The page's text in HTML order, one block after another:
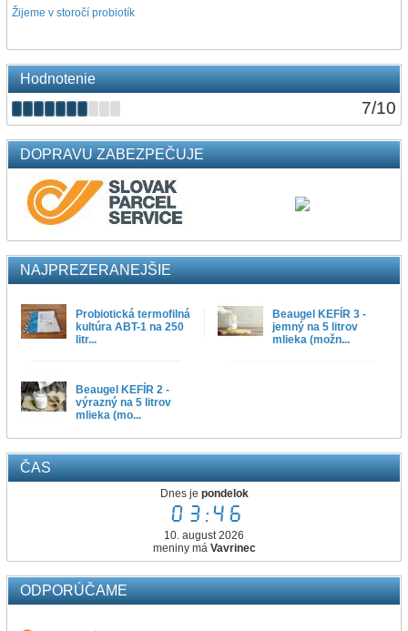
Žijeme v storočí probiotík
Hodnotenie
7/10
DOPRAVU ZABEZPEČUJE
NAJPREZERANEJŠIE
Probiotická termofilná
kultúra ABT-1 na 250
litr...
Beaugel KEFÍR 3 -
jemný na 5 litrov
mlieka (možn...
Beaugel KEFÍR 2 -
výrazný na 5 litrov
mlieka (mo...
ČAS
Dnes je pondelok
03:46
10. august 2026
meniny má Vavrinec
ODPORÚČAME